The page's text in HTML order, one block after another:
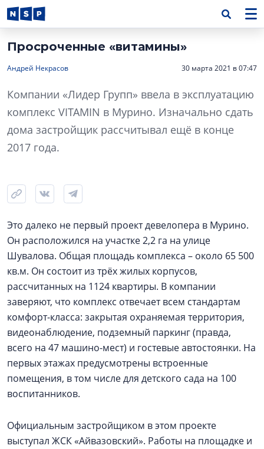
Просроченные «витамины»
Андрей Некрасов 30 марта 2021 в 07:47
Компании «Лидер Групп» ввела в эксплуатацию
комплекс VITAMIN в Мурино. Изначально сдать
дома застройщик рассчитывал ещё в конце
2017 года.
Это далеко не первый проект девелопера в Мурино.
Он расположился на участке 2,2 га на улице
Шувалова. Общая площадь комплекса – около 65 500
кв.м. Он состоит из трёх жилых корпусов,
рассчитанных на 1124 квартиры. В компании
заверяют, что комплекс отвечает всем стандартам
комфорт-класса: закрытая охраняемая территория,
видеонаблюдение, подземный паркинг (правда,
всего на 47 машино-мест) и гостевые автостоянки. На
первых этажах предусмотрены встроенные
помещения, в том числе для детского сада на 100
воспитанников.
Официальным застройщиком в этом проекте
выступал ЖСК «Айвазовский». Работы на площадке и